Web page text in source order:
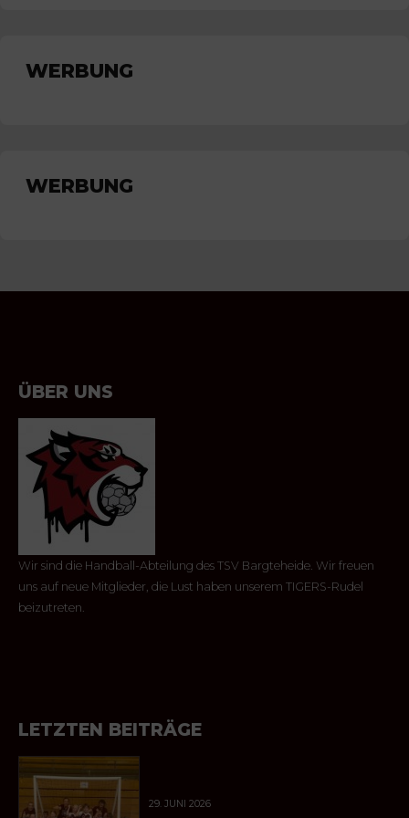
WERBUNG
WERBUNG
ÜBER UNS
Wir sind die Handball-Abteilung des TSV Bargteheide. Wir freuen
uns auf neue Mitglieder, die Lust haben unserem TIGERS-Rudel
beizutreten.
LETZTEN BEITRÄGE
29. JUNI 2026